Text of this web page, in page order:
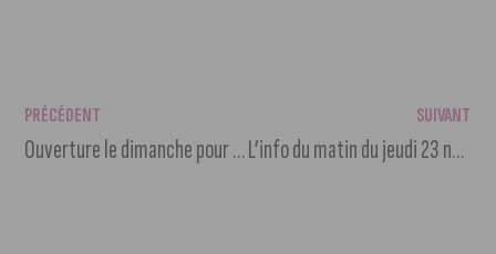
PRÉCÉDENT
Ouverture le dimanche pour les commerçants de Dijon jusqu’à Noël
SUIVANT
L’info du matin du jeudi 23 novembre 2023